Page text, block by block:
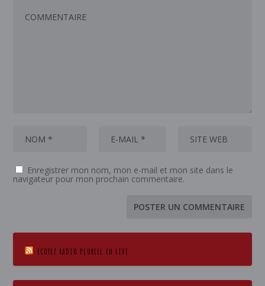
Enregistrer mon nom, mon e-mail et mon site dans le
navigateur pour mon prochain commentaire.
ECOTEZ RADIO PLURIEL EN LIVE